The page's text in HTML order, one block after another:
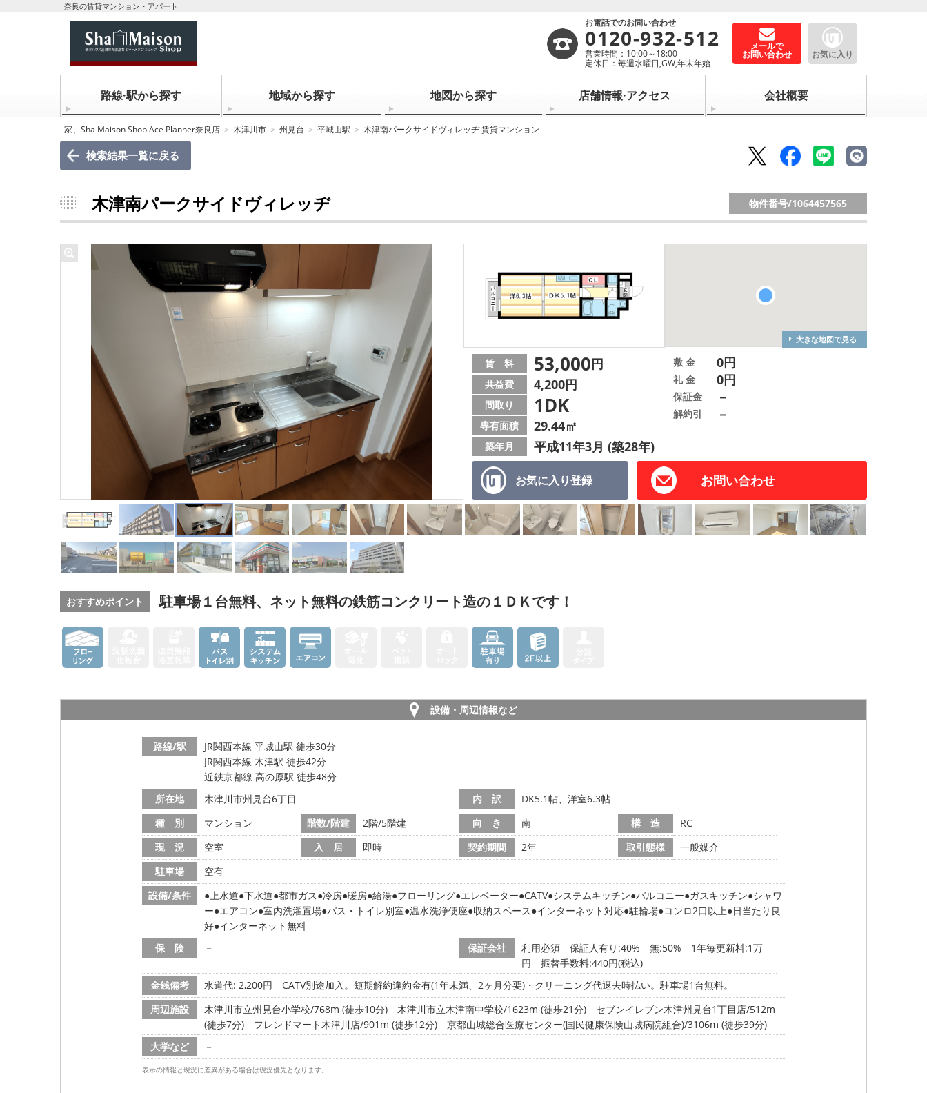
奈良の賃貸マンション・アパート
お電話でのお問い合わせ
0120-932-512
営業時間：10:00～18:00
定休日：毎週水曜日,GW,年末年始
メールで
お問い合わせ お気に入り
路線·駅から探す 地域から探す 地図から探す 店舗情報·アクセス 会社概要
家、Sha Maison Shop Ace Planner奈良店 木津川市 州見台 平城山駅 木津南パークサイドヴィレッヂ 賃貸マンション
検索結果一覧に戻る
木津南パークサイドヴィレッヂ 物件番号/1064457565
大きな地図で見る
お気に入り登録 お問い合わせ
賃 料 53,000円
共益費 4,200円
間取り 1DK
専有面積 29.44㎡
築年月 平成11年3月 (築28年)
敷 金 0円
礼 金 0円
保証金 －
解約引 －
おすすめポイント 駐車場１台無料、ネット無料の鉄筋コンクリート造の１ＤＫです！
設備・周辺情報など
路線/駅
JR関西本線 平城山駅 徒歩30分
JR関西本線 木津駅 徒歩42分
近鉄京都線 高の原駅 徒歩48分
所在地
木津川市州見台6丁目 内 訳
DK5.1帖、洋室6.3帖
種 別
マンション 階数/階建 2階/5階建 向 き 南 構 造
RC
現 況
空室 入 居 即時 契約期間 2年 取引態様
一般媒介
駐車場
空有
設備/条件
上水道 下水道 都市ガス 冷房 暖房 給湯 フローリング エレベーター CATV システムキッチン バルコニー ガスキッチン シャワ
ー エアコン 室内洗濯置場 バス・トイレ別室 温水洗浄便座 収納スペース インターネット対応 駐輪場 コンロ2口以上 日当たり良
好 インターネット無料
保 険
－ 保証会社
利用必須 保証人有り:40% 無:50% 1年毎更新料:1万
円 振替手数料:440円(税込)
金銭備考
水道代: 2,200円
CATV別途加入。短期解約違約金有(1年未満、2ヶ月分要)・クリーニング代退去時払い。駐車場1台無料。
周辺施設
木津川市立州見台小学校/768m (徒歩10分) 木津川市立木津南中学校/1623m (徒歩21分)
セブンイレブン木津州見台1丁目店/512m
(徒歩7分)
フレンドマート木津川店/901m (徒歩12分)
京都山城総合医療センター(国民健康保険山城病院組合)/3106m (徒歩39分)
大学など
－
表示の情報と現況に差異がある場合は現況優先となります。